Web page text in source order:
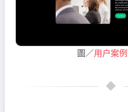
圖／ 用户案